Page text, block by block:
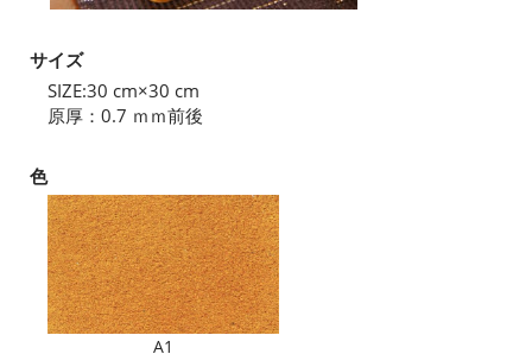
サイズ
SIZE:30 cm×30 cm
原厚：0.7 ｍｍ前後
色
A1